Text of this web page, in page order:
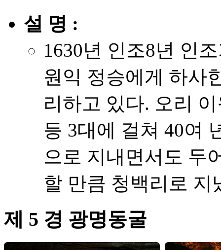
설 명 :
1630년 인조8년 인
원익 정승에게 하사
리하고 있다. 오리
등 3대에 걸쳐 40여
으로 지내면서도 두
할 만큼 청백리로 지
제 5 경 광명동굴